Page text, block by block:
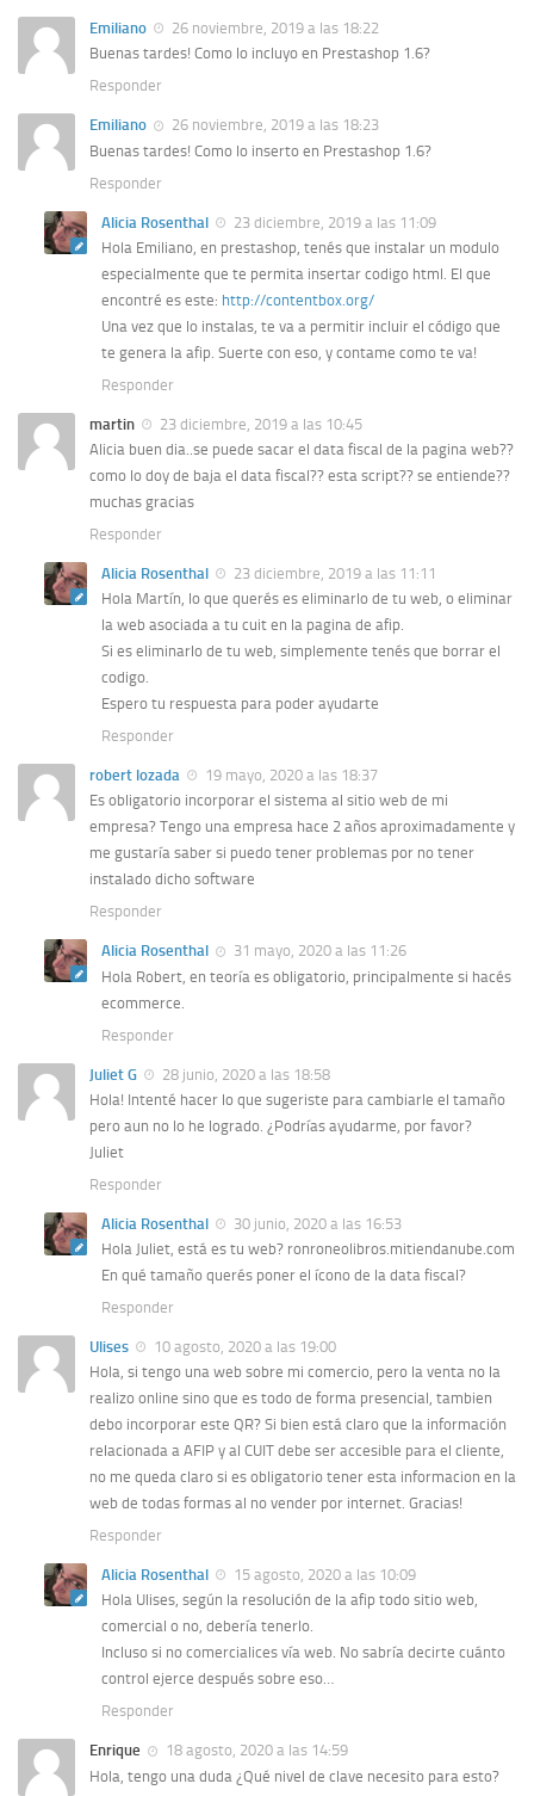
Emiliano
26 noviembre, 2019 a las 18:22
Buenas tardes! Como lo incluyo en Prestashop 1.6?
Responder
Emiliano
26 noviembre, 2019 a las 18:23
Buenas tardes! Como lo inserto en Prestashop 1.6?
Responder
Alicia Rosenthal
23 diciembre, 2019 a las 11:09
Hola Emiliano, en prestashop, tenés que instalar un modulo
especialmente que te permita insertar codigo html. El que
encontré es este: http://contentbox.org/
Una vez que lo instalas, te va a permitir incluir el código que
te genera la afip. Suerte con eso, y contame como te va!
Responder
martin
23 diciembre, 2019 a las 10:45
Alicia buen dia..se puede sacar el data fiscal de la pagina web??
como lo doy de baja el data fiscal?? esta script?? se entiende??
muchas gracias
Responder
Alicia Rosenthal
23 diciembre, 2019 a las 11:11
Hola Martín, lo que querés es eliminarlo de tu web, o eliminar
la web asociada a tu cuit en la pagina de afip.
Si es eliminarlo de tu web, simplemente tenés que borrar el
codigo.
Espero tu respuesta para poder ayudarte
Responder
robert lozada
19 mayo, 2020 a las 18:37
Es obligatorio incorporar el sistema al sitio web de mi
empresa? Tengo una empresa hace 2 años aproximadamente y
me gustaría saber si puedo tener problemas por no tener
instalado dicho software
Responder
Alicia Rosenthal
31 mayo, 2020 a las 11:26
Hola Robert, en teoría es obligatorio, principalmente si hacés
ecommerce.
Responder
Juliet G
28 junio, 2020 a las 18:58
Hola! Intenté hacer lo que sugeriste para cambiarle el tamaño
pero aun no lo he logrado. ¿Podrías ayudarme, por favor?
Juliet
Responder
Alicia Rosenthal
30 junio, 2020 a las 16:53
Hola Juliet, está es tu web? ronroneolibros.mitiendanube.com
En qué tamaño querés poner el ícono de la data fiscal?
Responder
Ulises
10 agosto, 2020 a las 19:00
Hola, si tengo una web sobre mi comercio, pero la venta no la
realizo online sino que es todo de forma presencial, tambien
debo incorporar este QR? Si bien está claro que la información
relacionada a AFIP y al CUIT debe ser accesible para el cliente,
no me queda claro si es obligatorio tener esta informacion en la
web de todas formas al no vender por internet. Gracias!
Responder
Alicia Rosenthal
15 agosto, 2020 a las 10:09
Hola Ulises, según la resolución de la afip todo sitio web,
comercial o no, debería tenerlo.
Incluso si no comercialices vía web. No sabría decirte cuánto
control ejerce después sobre eso…
Responder
Enrique
18 agosto, 2020 a las 14:59
Hola, tengo una duda ¿Qué nivel de clave necesito para esto?